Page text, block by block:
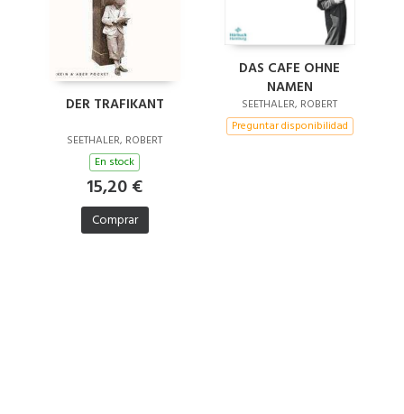
DER TRAFIKANT
SEETHALER, ROBERT
En stock
15,20 €
Comprar
DAS CAFE OHNE
NAMEN
SEETHALER, ROBERT
Preguntar disponibilidad